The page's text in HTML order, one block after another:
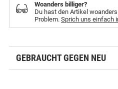
Woanders billiger?
Du hast den Artikel
Problem. Sprich uns einfach
GEBRAUCHT GEGEN NEU